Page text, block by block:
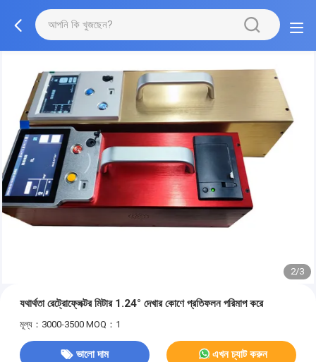
2/3
যথার্থতা রেট্রোফ্লেক্টর মিটার 1.24° দেখার কোণে প্রতিফলন পরিমাপ করে
মূল্য：3000-3500 MOQ：1
ভালো দাম এখন চ্যাট করুন